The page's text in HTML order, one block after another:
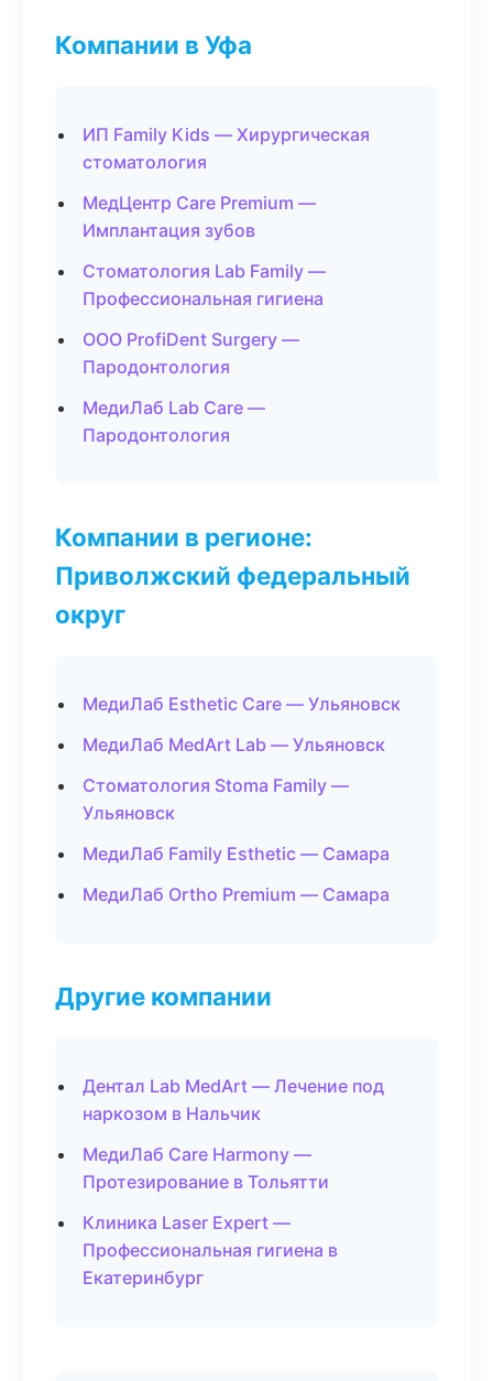
Компании в Уфа
ИП Family Kids — Хирургическая
стоматология
МедЦентр Care Premium —
Имплантация зубов
Стоматология Lab Family —
Профессиональная гигиена
ООО ProfiDent Surgery —
Пародонтология
МедиЛаб Lab Care —
Пародонтология
Компании в регионе:
Приволжский федеральный
округ
МедиЛаб Esthetic Care — Ульяновск
МедиЛаб MedArt Lab — Ульяновск
Стоматология Stoma Family —
Ульяновск
МедиЛаб Family Esthetic — Самара
МедиЛаб Ortho Premium — Самара
Другие компании
Дентал Lab MedArt — Лечение под
наркозом в Нальчик
МедиЛаб Care Harmony —
Протезирование в Тольятти
Клиника Laser Expert —
Профессиональная гигиена в
Екатеринбург